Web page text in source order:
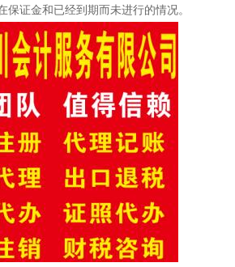
保证金和已经到期而未进行的情况。